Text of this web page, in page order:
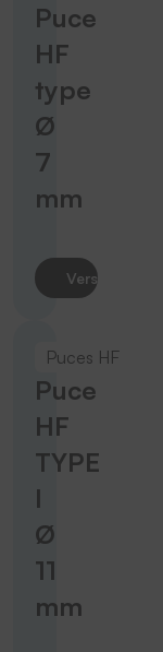
Puce
HF
type
Ø
7
mm
Vers le produit
Puces HF
Puce
HF
TYPE
I
Ø
11
mm